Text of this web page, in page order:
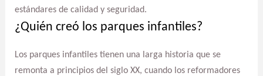
estándares de calidad y seguridad.
¿Quién creó los parques infantiles?
Los parques infantiles tienen una larga historia que se
remonta a principios del siglo XX, cuando los reformadores